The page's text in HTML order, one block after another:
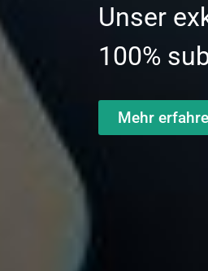
Unser
100%
Mehr